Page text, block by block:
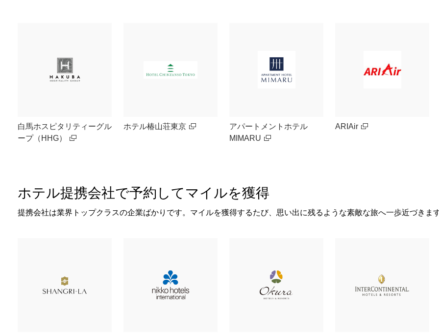
白馬ホスピタリティーグル
ープ（HHG）
ホテル椿山荘東京
アパートメントホテル
MIMARU
ARIAir
ホテル提携会社で予約してマイルを獲得
提携会社は業界トップクラスの企業ばかりです。マイルを獲得するたび、思い出に残るような素敵な旅へ一歩近づきま